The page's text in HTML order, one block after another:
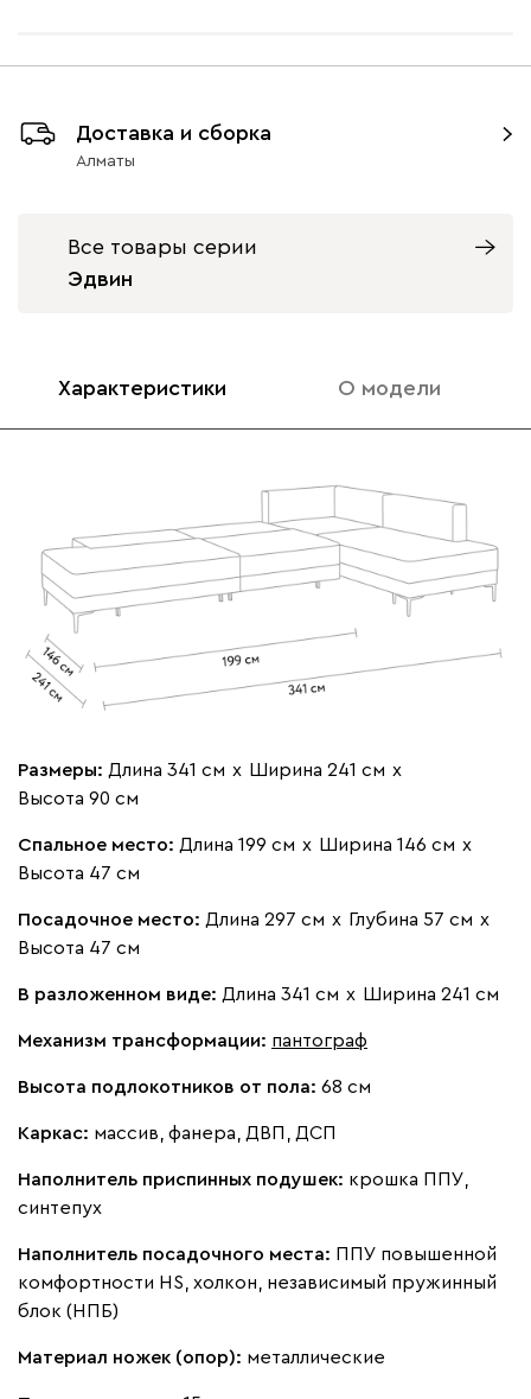
Кларинс 1 566 110
130
Атмосфера
230 240 396 695
Букле 2 088 170
Доставка и сборка
Алматы
Все товары серии
Эдвин
Характеристики О модели
Размеры: Длина 341 см х Ширина 241 см х
Высота 90 см
Спальное место: Длина 199 см х Ширина 146 см х
Высота 47 см
Посадочное место: Длина 297 см х Глубина 57 см х
Высота 47 см
В разложенном виде: Длина 341 см х Ширина 241 см
Механизм трансформации: пантограф
Высота подлокотников от пола: 68 см
Каркас: массив, фанера, ДВП, ДСП
Наполнитель приспинных подушек: крошка ППУ,
синтепух
Наполнитель посадочного места: ППУ повышенной
комфортности HS, холкон, независимый пружинный
блок (НПБ)
Материал ножек (опор): металлические